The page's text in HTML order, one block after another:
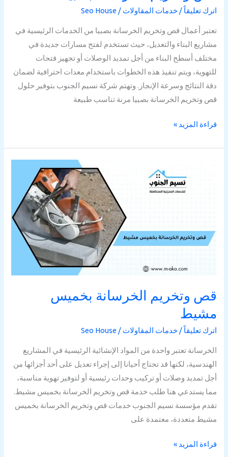
اترك تعليقاً /خدمات المقاولات /
Seo House
تعتبر أعمال قص وتخريم الخرسانة بصبيا من الخدمات الرئيسية في
مشاريع البناء والتعديل، حيث تستخدم لفتح مسارات جديدة في
مختلف أسطح البناء من أجل تمديد الوصلات أو تجهيز فتحات
للتهوية، ويتم تنفيذ هذه الخطوات باستخدام معدات احترافية لضمان
دقة النتائج وسرعة الإنجاز. وتهتم شركة نسيم الجنوب بتوفير حلول
قص وتخريم الخرسانة بصبيا مرنة تناسب طبيعة
قراءة المزيد »
قص وتخريم الخرسانة بخميس
مشيط
اترك تعليقاً /خدمات المقاولات /
Seo House
الخرسانة تعتبر واحدة من المواد الإنشائية الرئيسية في المشاريع
الهندسية، لكنها قد تحتاج أحيانا إلى إجراء تعديل على أحد أجزائها من
أجل تمديد وصلات أو تركيب وحدات رئيسية أو لتوفير تهوية مناسبة،
مما يستدعي هنا طلب خدمة قص وتخريم الخرسانة بخميس مشيط.
تقدم مؤسسة نسيم الجنوب خدمات قص وتخريم الخرسانة بخميس
مشيط متعددة، معتمدة على
قراءة المزيد »